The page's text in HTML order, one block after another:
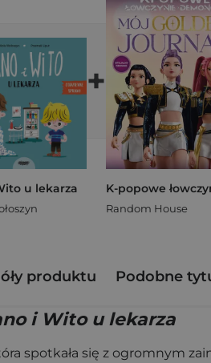
u lekarza
+
Random House
produktu Podobne
i Wito u lekarza
spotkała się z ogromnym